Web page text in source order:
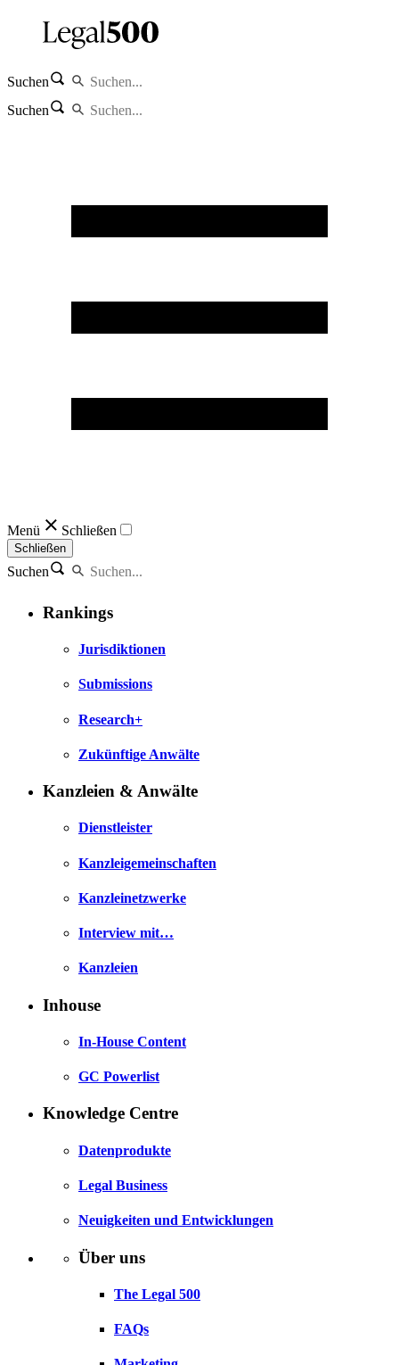
Suchen
Suchen
Menü Schließen
Schließen
Suchen
Rankings
Jurisdiktionen
Submissions
Research+
Zukünftige Anwälte
Kanzleien & Anwälte
Dienstleister
Kanzleigemeinschaften
Kanzleinetzwerke
Interview mit…
Kanzleien
Inhouse
In-House Content
GC Powerlist
Knowledge Centre
Datenprodukte
Legal Business
Neuigkeiten und Entwicklungen
Über uns
The Legal 500
FAQs